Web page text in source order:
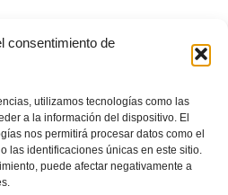
consentimiento de
utilizamos tecnologías como las
a la información del dispositivo. El
nos permitirá procesar datos como el
las identificaciones únicas en este sitio.
puede afectar negativamente a
Equipo IIColumnas